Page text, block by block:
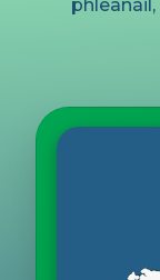
phleanáil,